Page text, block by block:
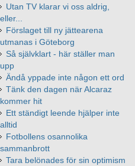
Utan TV klarar vi oss aldrig,
eller...
Förslaget till ny jättearena
utmanas i Göteborg
Så självklart - här ställer man
upp
Ändå yppade inte någon ett ord
Tänk den dagen när Alcaraz
kommer hit
Ett ständigt leende hjälper inte
alltid
Fotbollens osannolika
sammanbrott
Tara belönades för sin optimism